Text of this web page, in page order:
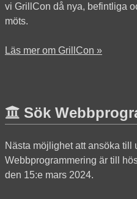
vi GrillCon då nya, befintliga
möts.
Läs mer om GrillCon »
Sök
Nästa möjlighet att ansöka till
Webbprogrammering är till
den 15:e mars 2024.